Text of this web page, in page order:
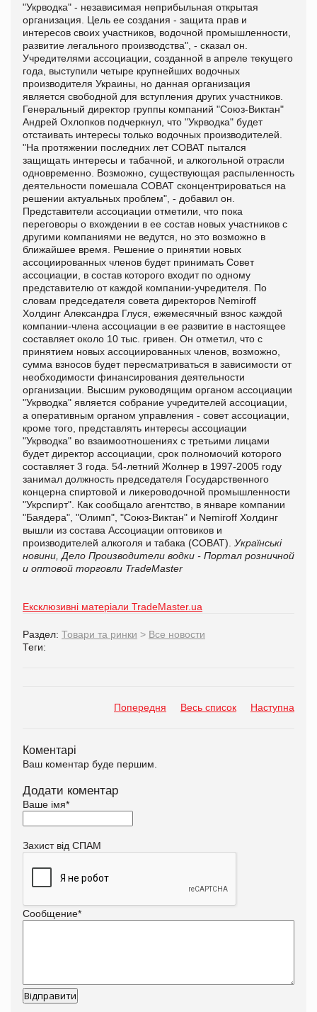
"Укрводка" - независимая неприбыльная открытая
организация. Цель ее создания - защита прав и
интересов своих участников, водочной промышленности,
развитие легального производства", - сказал он.
Учредителями ассоциации, созданной в апреле текущего
года, выступили четыре крупнейших водочных
производителя Украины, но данная организация
является свободной для вступления других участников.
Генеральный директор группы компаний "Союз-Виктан"
Андрей Охлопков подчеркнул, что "Укрводка" будет
отстаивать интересы только водочных производителей.
"На протяжении последних лет СОВАТ пытался
защищать интересы и табачной, и алкогольной отрасли
одновременно. Возможно, существующая распыленность
деятельности помешала СОВАТ сконцентрироваться на
решении актуальных проблем", - добавил он.
Представители ассоциации отметили, что пока
переговоры о вхождении в ее состав новых участников с
другими компаниями не ведутся, но это возможно в
ближайшее время. Решение о принятии новых
ассоциированных членов будет принимать Совет
ассоциации, в состав которого входит по одному
представителю от каждой компании-учредителя. По
словам председателя совета директоров Nemiroff
Холдинг Александра Глуся, ежемесячный взнос каждой
компании-члена ассоциации в ее развитие в настоящее
составляет около 10 тыс. гривен. Он отметил, что с
принятием новых ассоциированных членов, возможно,
сумма взносов будет пересматриваться в зависимости от
необходимости финансирования деятельности
организации. Высшим руководящим органом ассоциации
"Укрводка" является собрание учредителей ассоциации,
а оперативным органом управления - совет ассоциации,
кроме того, представлять интересы ассоциации
"Укрводка" во взаимоотношениях с третьими лицами
будет директор ассоциации, срок полномочий которого
составляет 3 года. 54-летний Жолнер в 1997-2005 году
занимал должность председателя Государственного
концерна спиртовой и ликероводочной промышленности
"Укрспирт". Как сообщало агентство, в январе компании
"Баядера", "Олимп", "Союз-Виктан" и Nemiroff Холдинг
вышли из состава Ассоциации оптовиков и
производителей алкоголя и табака (СОВАТ). Українські
новини, Дело Производители водки - Портал розничной
и оптовой торговли TradeMaster
Ексклюзивні матеріали TradeMaster.ua
Раздел: Товари та ринки > Все новости
Теги:
Попередня Весь список Наступна
Коментарі
Ваш коментар буде першим.
Додати коментар
Ваше імя*
Захист від СПАМ
Сообщение*